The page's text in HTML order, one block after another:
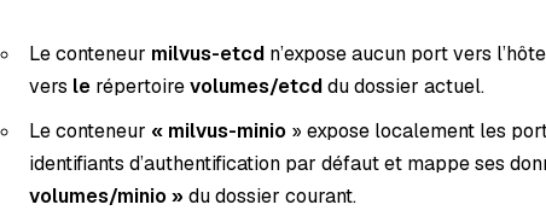
Le conteneur milvus-etcd n’expose aucun port vers
vers le répertoirevolumes/etcddu dossier actuel.
Le conteneur « milvus-minio » expose localement les
identifiants d’authentification par défaut et mappe ses
volumes/minio » du dossier courant.